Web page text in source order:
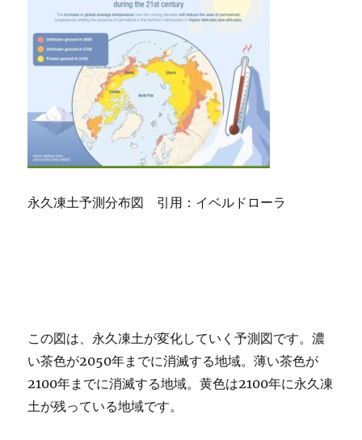
永久凍土予測分布図 引用：イベルドローラ
この図は、永久凍土が変化していく予測図です。濃
い茶色が2050年までに消滅する地域。薄い茶色が
2100年までに消滅する地域。黄色は2100年に永久凍
土が残っている地域です。